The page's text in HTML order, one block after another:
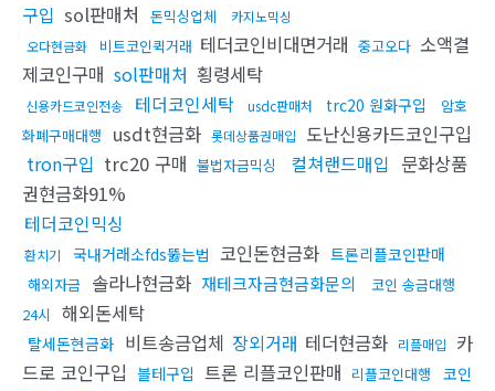
구입 sol판매처 돈믹싱업체
카지노믹싱
오다현금화
비트코인퀵거래 테더코인비대면거래 중고오다 소액결
제코인구매 sol판매처 횡령세탁
신용카드코인전송 테더코인세탁 usdc판매처 trc20 원화구입
암호
화폐구매대행
usdt현금화 롯데상품권매입
도난신용카드코인구입
tron구입 trc20 구매 불법자금믹싱 컬쳐랜드매입 문화상품
권현금화91%
테더코인믹싱
환치기 국내거래소fds뚫는법 코인돈현금화 트론리플코인판매
해외자금 솔라나현금화 재테크자금현금화문의
코인 송금대행
24시
해외돈세탁
탈세돈현금화 비트송금업체 장외거래 테더현금화 리플매입
카
드로 코인구입 블테구입 트론 리플코인판매 리플코인대행
코인